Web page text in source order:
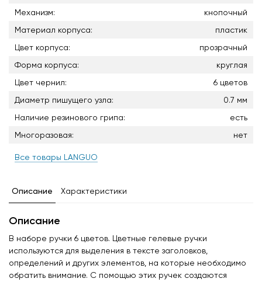
Механизм:
кнопочный
Материал корпуса:
пластик
Цвет корпуса:
прозрачный
Форма корпуса:
круглая
Цвет чернил:
6 цветов
Диаметр пишущего узла:
0.7 мм
Наличие резинового грипа:
есть
Многоразовая:
нет
Все товары LANGUO
Описание Характеристики
Описание
В наборе ручки 6 цветов. Цветные гелевые ручки
используются для выделения в тексте заголовков,
определений и других элементов, на которые необходимо
обратить внимание. С помощью этих ручек создаются